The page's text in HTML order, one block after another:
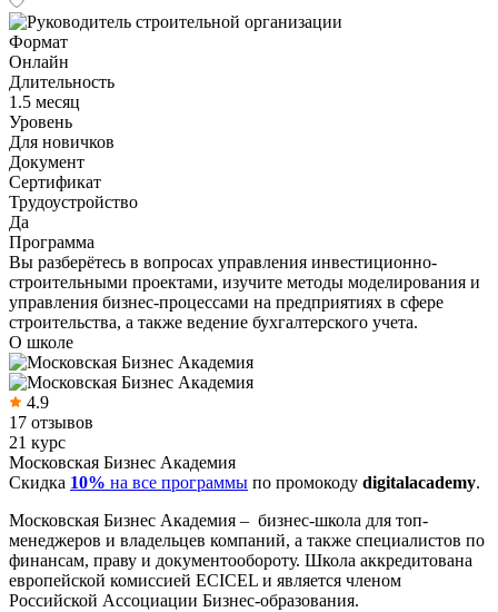
Формат
Онлайн
Длительность
1.5 месяц
Уровень
Для новичков
Документ
Сертификат
Трудоустройство
Да
Программа
Вы разберётесь в вопросах управления инвестиционно-
строительными проектами, изучите методы моделирования и
управления бизнес-процессами на предприятиях в сфере
строительства, а также ведение бухгалтерского учета.
О школе
4.9
17 отзывов
21 курс
Московская Бизнес Академия
Скидка 10% на все программы по промокоду digitalacademy.
Московская Бизнес Академия – бизнес-школа для топ-
менеджеров и владельцев компаний, а также специалистов по
финансам, праву и документообороту. Школа аккредитована
европейской комиссией ECICEL и является членом
Российской Ассоциации Бизнес-образования.